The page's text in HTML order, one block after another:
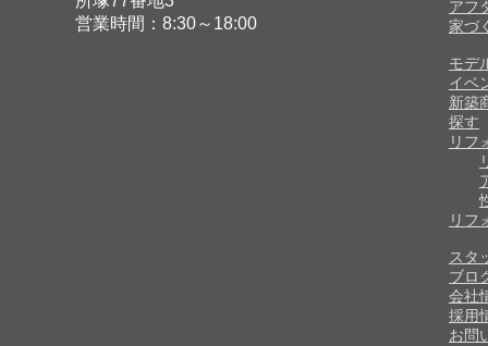
営業時間：8:30～18:00
アフ
家づ
モデ
イベ
新築
探す
リフ
リフ
スタ
ブロ
会社
採用
お問